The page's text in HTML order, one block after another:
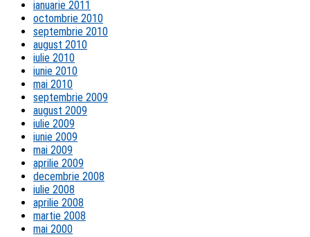
ianuarie 2011
octombrie 2010
septembrie 2010
august 2010
iulie 2010
iunie 2010
mai 2010
septembrie 2009
august 2009
iulie 2009
iunie 2009
mai 2009
aprilie 2009
decembrie 2008
iulie 2008
aprilie 2008
martie 2008
mai 2000